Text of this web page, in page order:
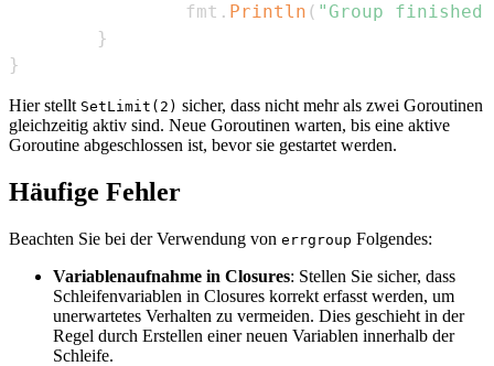
                fmt
. Println ( "Group
}
}
Hier stellt SetLimit(2) sicher, dass nicht mehr als zwei Goroutinen
gleichzeitig aktiv sind. Neue Goroutinen warten, bis eine aktive
Goroutine abgeschlossen ist, bevor sie gestartet werden.
Häufige Fehler
Beachten Sie bei der Verwendung von errgroup Folgendes:
Variablenaufnahme in Closures: Stellen Sie sicher, dass
Schleifenvariablen in Closures korrekt erfasst werden, um
unerwartetes Verhalten zu vermeiden. Dies geschieht in der
Regel durch Erstellen einer neuen Variablen innerhalb der
Schleife.